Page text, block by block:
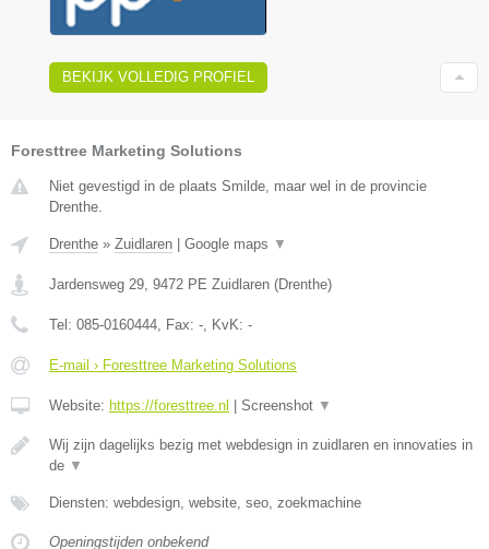
BEKIJK VOLLEDIG PROFIEL
Foresttree Marketing Solutions
Niet gevestigd in de plaats Smilde, maar wel in de provincie
Drenthe.
Drenthe » Zuidlaren Google maps ▼
Jardensweg 29, 9472 PE Zuidlaren (Drenthe)
Tel: 085-0160444, Fax: -, KvK: -
E-mail › Foresttree Marketing Solutions
Website: https://foresttree.nl Screenshot ▼
Wij zijn dagelijks bezig met webdesign in zuidlaren en innovaties in
de ▼
Diensten: webdesign, website, seo, zoekmachine
Openingstijden onbekend